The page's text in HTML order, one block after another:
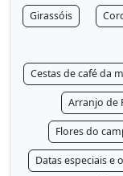
Girassóis
Cestas de café da
Arranjo de
Flores do
Datas especiais e